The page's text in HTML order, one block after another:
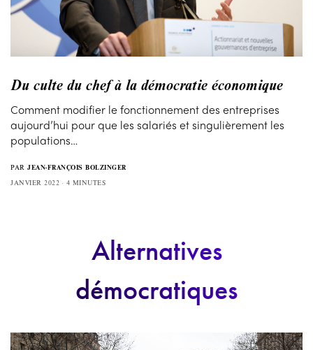
Du culte du chef à la démocratie économique
Comment modifier le fonctionnement des entreprises
aujourd’hui pour que les salariés et singulièrement les
populations…
PAR JEAN-FRANÇOIS BOLZINGER
JANVIER 2022
4 MINUTES
Alternatives
démocratiques